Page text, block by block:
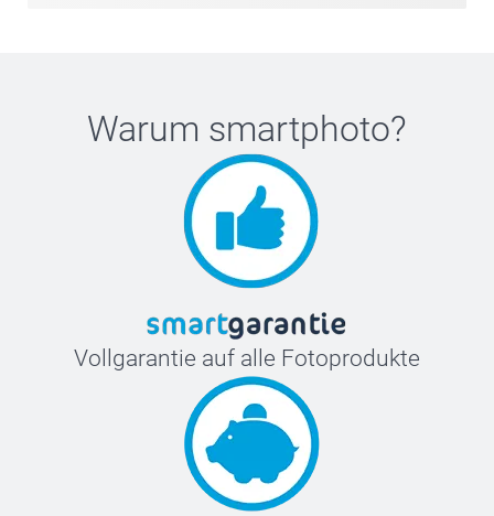
und persönlich wirken zu lassen.
Warum smartphoto?
Vollgarantie auf alle Fotoprodukte